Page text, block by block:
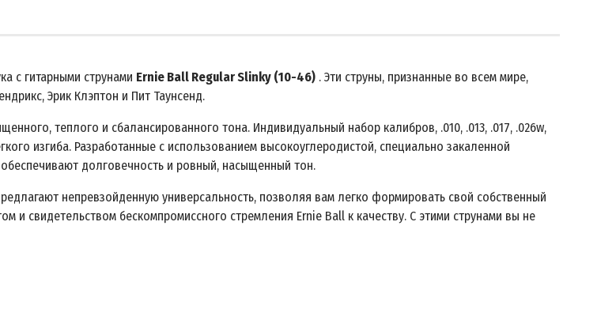
с гитарными струнами Ernie Ball Regular Slinky (10-46) . Эти струны, признанные во всем мире,
Эрик Клэптон и Пит Таунсенд.
теплого и сбалансированного тона. Индивидуальный набор калибров, .010, .013, .017, .026w,
изгиба. Разработанные с использованием высокоуглеродистой, специально закаленной
долговечность и ровный, насыщенный тон.
непревзойденную универсальность, позволяя вам легко формировать свой собственный
и свидетельством бескомпромиссного стремления Ernie Ball к качеству. С этими струнами вы не